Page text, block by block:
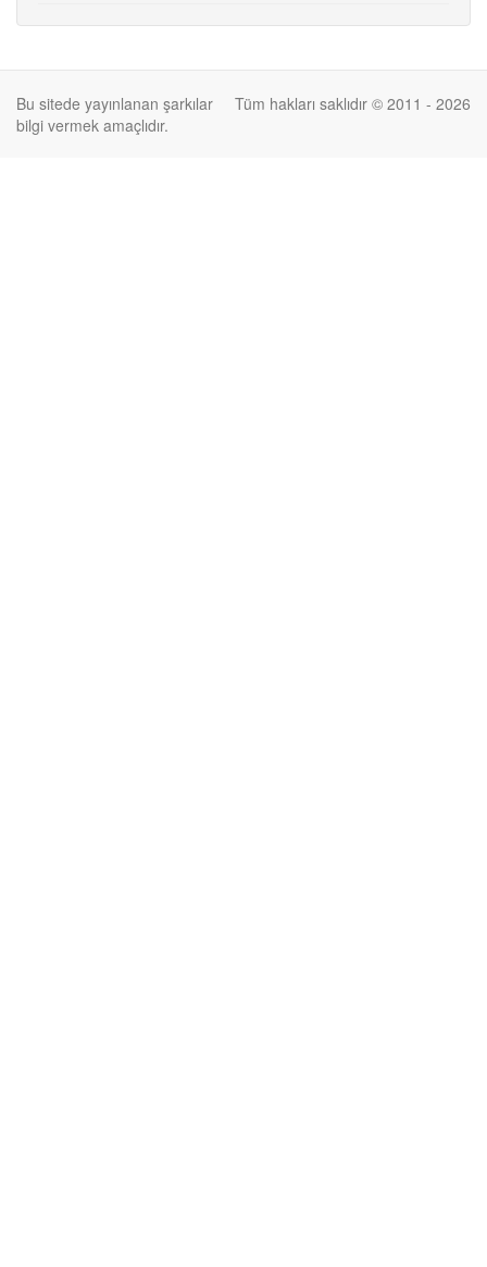
Tüm hakları saklıdır © 2011 - 2026
Bu sitede yayınlanan şarkılar
bilgi vermek amaçlıdır.